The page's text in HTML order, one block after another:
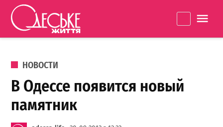
Перейти к содержанию
життя
ОПУБЛИКОВАНО В
НОВОСТИ
В Одессе появится новый
памятник